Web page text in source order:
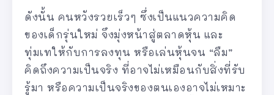
ดังนั้น คนหวังรวยเร็วๆ ซึ่งเป็นแนวความคิด
ของเด็กรุ่นใหม่ จึงมุ่งหน้าสู่ตลาดหุ้น และ
ทุ่มเทให้กับการลงทุน หรือเล่นหุ้นจน “ลืม”
คิดถึงความเป็นจริง ที่อาจไม่เหมือนกับสิ่งที่รับ
รู้มา หรือความเป็นจริงของตนเองอาจไม่เหมาะ